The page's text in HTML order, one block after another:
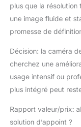
plus que la résolution
une image fluide et
promesse de
Décision: la caméra
cherchez une
usage intensif ou
plus intégré peut
Rapport valeur/prix:
solution d’appoint ?